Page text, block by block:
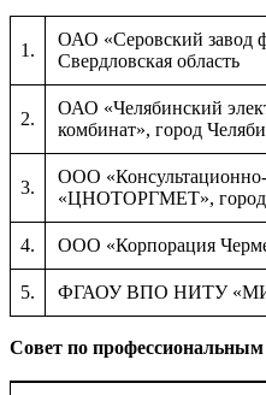
1.
ОАО «Серовский завод
Свердловская область
2.
ОАО «Челябинский
комбинат», город
3.
ООО
«ЦНОТОРГМЕТ», город
4. ООО «Корпорация
5. ФГАОУ ВПО НИТУ
Совет по